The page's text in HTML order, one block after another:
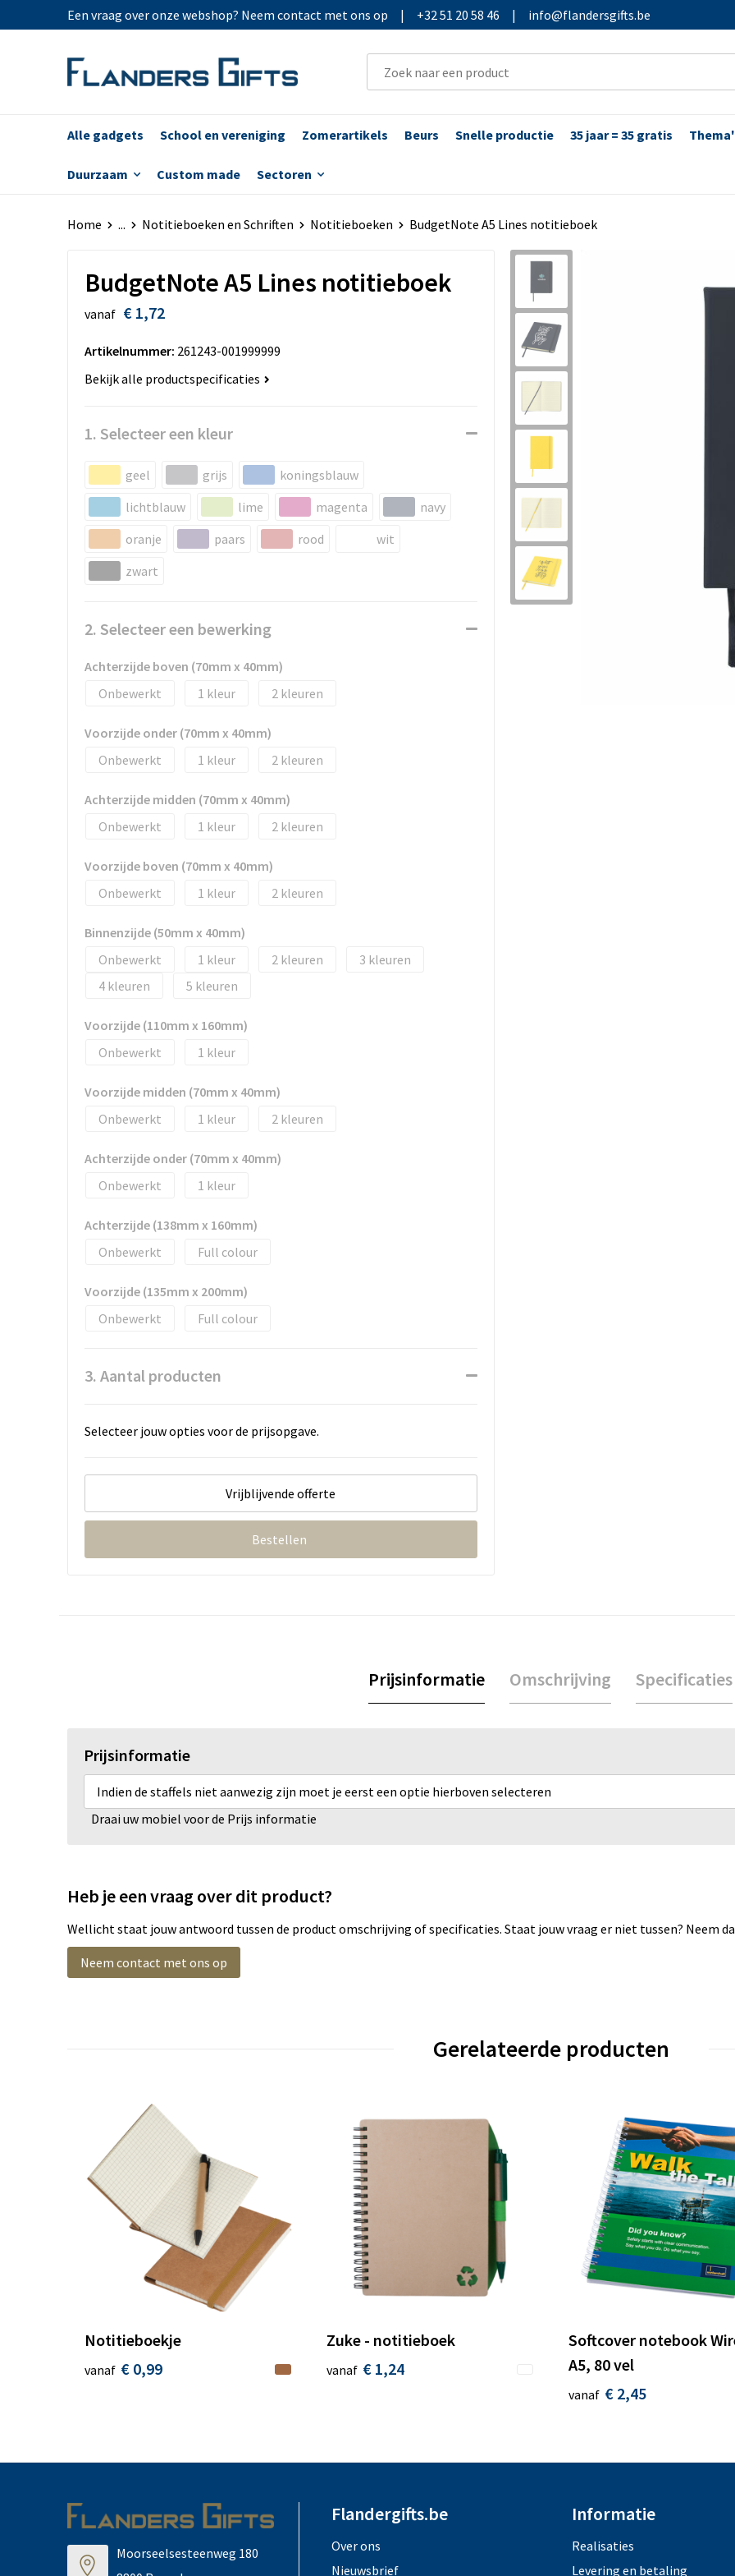
Een vraag over onze webshop? Neem contact met ons op | +32 51 20 58 46 | info@flandersgifts.be
Alle gadgets School en vereniging Zomerartikels Beurs Snelle productie 35 jaar = 35 gratis
Duurzaam Custom made Sectoren
Home ... Notitieboeken en Schriften Notitieboeken BudgetNote A5 Lines notitieboek
BudgetNote A5 Lines notitieboek
vanaf € 1,72
Artikelnummer: 261243-001999999
Bekijk alle productspecificaties
1. Selecteer een kleur
geel grijs
koningsblauw
lichtblauw
lime magenta
navy
oranje
paars rood
wit
zwart
2. Selecteer een bewerking
Achterzijde boven (70mm x 40mm)
Onbewerkt
1 2
Voorzijde onder (70mm x 40mm)
Onbewerkt
1 2
Achterzijde midden (70mm x 40mm)
Onbewerkt
1 2
Voorzijde boven (70mm x 40mm)
Onbewerkt
1 2
Binnenzijde (50mm x 40mm)
Onbewerkt
1 2
3
4
5
Voorzijde (110mm x 160mm)
Onbewerkt
1
Voorzijde midden (70mm x 40mm)
Onbewerkt
1 2
Achterzijde onder (70mm x 40mm)
Onbewerkt
1
Achterzijde (138mm x 160mm)
Onbewerkt
Full colour
Voorzijde (135mm x 200mm)
Onbewerkt
Full colour
3. Aantal producten
Selecteer jouw opties voor de prijsopgave.
Vrijblijvende offerte
Bestellen
Prijsinformatie Omschrijving Specificaties
Prijsinformatie
Indien de staffels niet aanwezig zijn moet je eerst een optie hierboven selecteren
Draai uw mobiel voor de Prijs informatie
Heb je een vraag over dit product?
Wellicht staat jouw antwoord tussen de product omschrijving of specificaties. Staat jouw vraag er niet tussen? Neem
Neem contact met ons op
Gerelateerde producten
Notitieboekje
vanaf € 0,99
Zuke - notitieboek
vanaf € 1,24
Softcover notebook
A5, 80 vel
vanaf € 2,45
Moorseelsesteenweg 180
Flandergifts.be
Over ons
Nieuwsbrief
Informatie
Realisaties
Levering en betaling